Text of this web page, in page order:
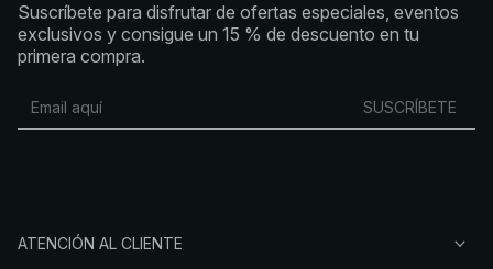
Suscríbete para disfrutar de ofertas especiales, eventos
exclusivos y consigue un 15 % de descuento en tu
primera compra.
SUSCRÍBETE
ATENCIÓN AL CLIENTE